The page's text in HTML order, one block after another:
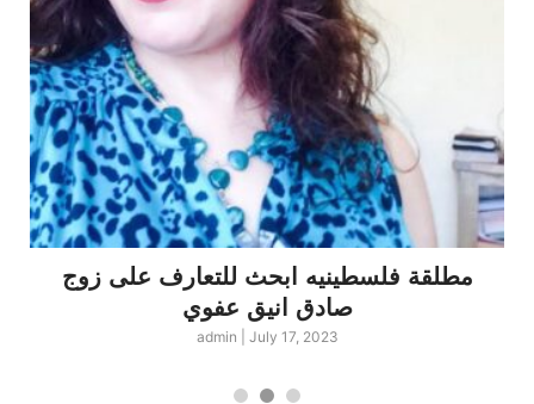
مطلقة فلسطينيه ابحث للتعارف على زوج
صادق انيق عفوي
admin July 17, 2023